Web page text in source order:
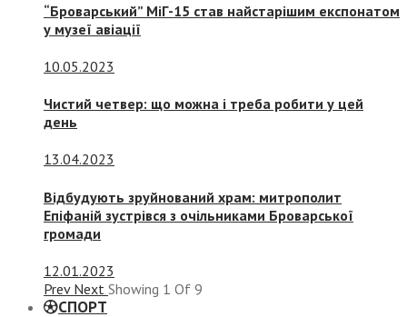
“Броварський” МіГ-15 став найстарішим експонатом
у музеї авіації
10.05.2023
Чистий четвер: що можна і треба робити у цей
день
13.04.2023
Відбудують зруйнований храм: митрополит
Епіфаній зустрівся з очільниками Броварської
громади
12.01.2023
Prev Next Showing 1 Of 9
СПОРТ